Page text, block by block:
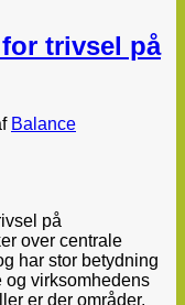
trivsel på
Balance
på
over centrale
har stor betydning
og virksomhedens
er der områder,